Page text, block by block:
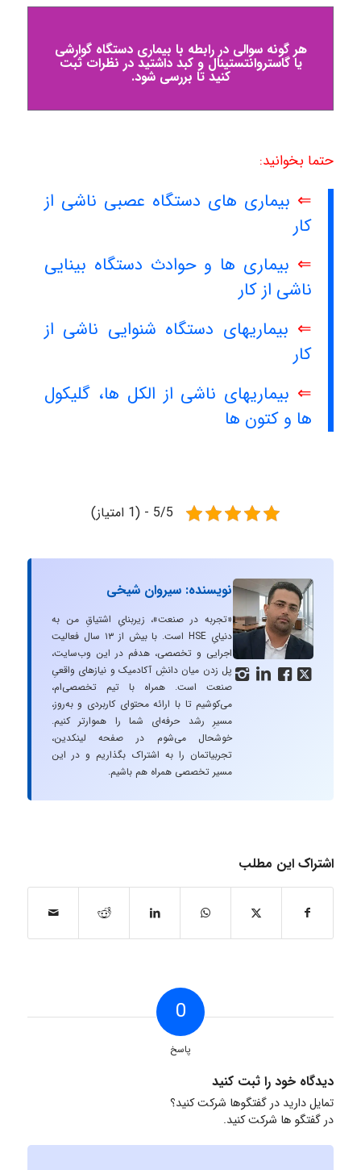
هر گونه سوالی در رابطه با بیماری دستگاه گوارشی
یا گاستروانتستینال و کبد داشتید در نظرات ثبت
کنید تا بررسی شود.
حتما بخوانید:
⇐ بیماری های دستگاه عصبی ناشی از
کار
⇐ بیماری ها و حوادث دستگاه بینایی
ناشی از کار
⇐ بیماریهای دستگاه شنوایی ناشی از
کار
⇐ بیماریهای ناشی از الکل ها، گلیکول
ها و کتون ها
5/5 - (1 امتیاز)
   
نویسنده: سیروان شیخی
«تجربه در صنعت»، زیربنایِ اشتیاقِ من به
دنیایِ HSE است. با بیش از ۱۳ سال فعالیت
اجرایی و تخصصی، هدفم در این وب‌سایت،
پل زدن میان دانشِ آکادمیک و نیازهای واقعیِ
صنعت است. همراه با تیم تخصصی‌ام،
می‌کوشیم تا با ارائه محتوای کاربردی و به‌روز،
مسیرِ رشد حرفه‌ای شما را هموارتر کنیم.
خوشحال می‌شوم در صفحه لینکدین،
تجربیاتمان را به اشتراک بگذاریم و در این
مسیر تخصصی همراه هم باشیم.
اشتراک این مطلب
0
پاسخ
دیدگاه خود را ثبت کنید
تمایل دارید در گفتگوها شرکت کنید؟
در گفتگو ها شرکت کنید.